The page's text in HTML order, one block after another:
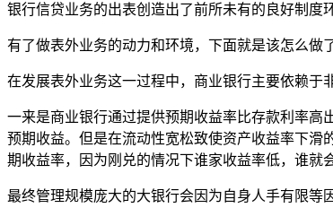
银行信贷业务的出表创造出了前所未有的良好制度
有了做表外业务的动力和环境，下面就是该怎么做了
在发展表外业务这一过程中，商业银行主要依赖于
一来是商业银行通过提供预期收益率比存款利率高
预期收益。但是在流动性宽松致使资产收益率下滑
期收益率，因为刚兑的情况下谁家收益率低，谁就
最终管理规模庞大的大银行会因为自身人手有限